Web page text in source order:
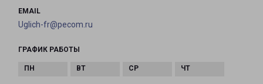
EMAIL
Uglich-fr@pecom.ru
ГРАФИК РАБОТЫ